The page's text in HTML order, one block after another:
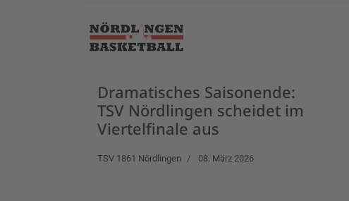
Dramatisches Saisonende:
TSV Nördlingen scheidet im
Viertelfinale aus
TSV 1861 Nördlingen 08. März 2026